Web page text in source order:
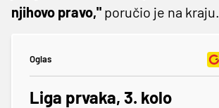
njihovo pravo," poručio je na kraju.
Oglas
Liga prvaka, 3. kolo